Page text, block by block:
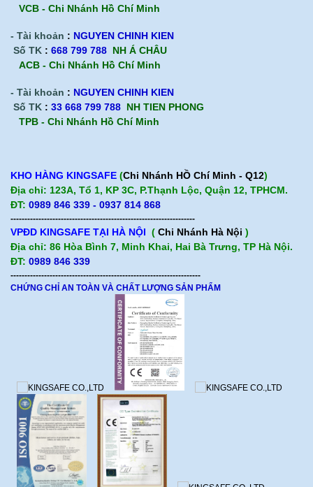
VCB - Chi Nhánh Hồ Chí Minh
- Tài khoản : NGUYEN CHINH KIEN
Số TK : 668 799 788 NH Á CHÂU
ACB - Chi Nhánh Hồ Chí Minh
- Tài khoản : NGUYEN CHINH KIEN
Số TK : 33 668 799 788 NH TIEN PHONG
TPB - Chi Nhánh Hồ Chí Minh
KHO HÀNG KINGSAFE (Chi Nhánh HỒ Chí Minh - Q12)
Địa chỉ: 123A, Tổ 1, KP 3C, P.Thạnh Lộc, Quận 12, TPHCM.
ĐT: 0989 846 339 - 0937 814 868
------------------------------------------------------------------
VPĐD KINGSAFE TẠI HÀ NỘI ( Chi Nhánh Hà Nội )
Địa chỉ: 86 Hòa Bình 7, Minh Khai, Hai Bà Trưng, TP Hà Nội.
ĐT: 0989 846 339
--------------------------------------------------------------------
CHỨNG CHỈ AN TOÀN VÀ CHẤT LƯỢNG SẢN PHẨM